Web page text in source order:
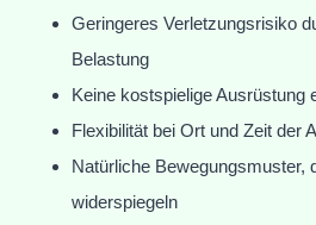
Geringeres Verletzungsrisiko
Belastung
Keine kostspielige Ausrüstung
Flexibilität bei Ort und Zeit der
Natürliche Bewegungsmuster,
widerspiegeln